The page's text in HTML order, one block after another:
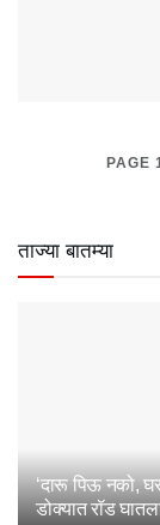
PAGE
ताज्या बातम्या
‘दारू पिऊ नको,
डोक्यात रॉड